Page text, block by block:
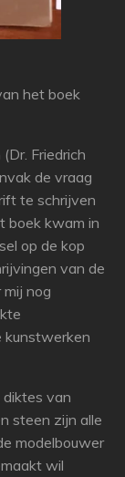
het boek
Friedrich
de vraag
te schrijven
boek kwam in
op de kop
van de
nog
kunstwerken
van
steen zijn alle
modelbouwer
wil